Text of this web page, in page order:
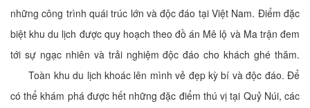
những công trình quái trúc lớn và độc đáo tại Việt Nam. Điểm đặc
biệt khu du lịch được quy hoạch theo đồ án Mê lộ và Ma trận đem
tới sự ngạc nhiên và trải nghiệm độc đáo cho khách ghé thăm.
Toàn khu du lịch khoác lên mình vẻ đẹp kỳ bí và độc đáo. Để
có thể khám phá được hết những đặc điểm thú vị tại Quỷ Núi, các